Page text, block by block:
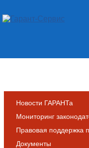
Новости ГАРАНТа
Мониторинг
Правовая поддержка
Документы